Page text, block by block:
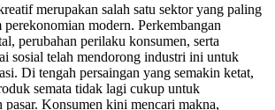
merupakan salah satu sektor yang paling
perekonomian modern. Perkembangan
perubahan perilaku konsumen, serta
sosial telah mendorong industri ini untuk
Di tengah persaingan yang semakin ketat,
semata tidak lagi cukup untuk
pasar. Konsumen kini mencari makna,